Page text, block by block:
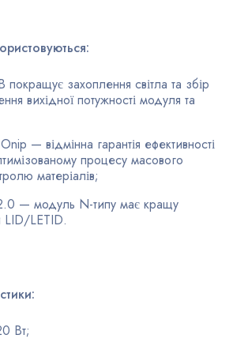
покращує захоплення світла та збір
вихідної потужності модуля та
— відмінна гарантія ефективності
процесу масового
матеріалів;
— модуль N-типу має кращу
LID/LETID.
Вт;